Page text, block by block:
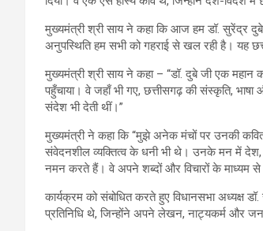
मुख्यमंत्री श्री साय ने कहा कि आज हम डॉ. सुरेंद्र
अनुपस्थिति हम सभी को गहराई से खल रही है। यह
मुख्यमंत्री श्री साय ने कहा – “डॉ. दुबे जी एक
पहुँचाया। वे जहाँ भी गए, छत्तीसगढ़ की संस्कृति,
संदेश भी देती थीं।”
मुख्यमंत्री ने कहा कि “मुझे अनेक मंचों पर उनकी
संवेदनशील व्यक्तित्व के धनी भी थे। उनके मन में
नमन करते हैं। वे अपने शब्दों और विचारों के माध्यम से
कार्यक्रम को संबोधित करते हुए विधानसभा अध्यक्ष
प्रतिनिधि थे, जिन्होंने अपने लेखन, नाट्यकर्म और